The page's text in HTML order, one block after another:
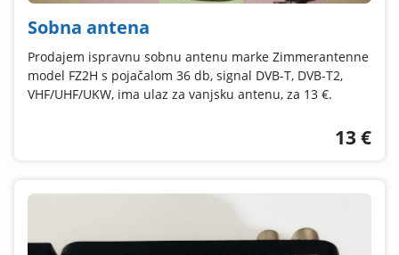
Sobna antena
Prodajem ispravnu sobnu antenu marke Zimmerantenne
model FZ2H s pojačalom 36 db, signal DVB-T, DVB-T2,
VHF/UHF/UKW, ima ulaz za vanjsku antenu, za 13 €.
13 €